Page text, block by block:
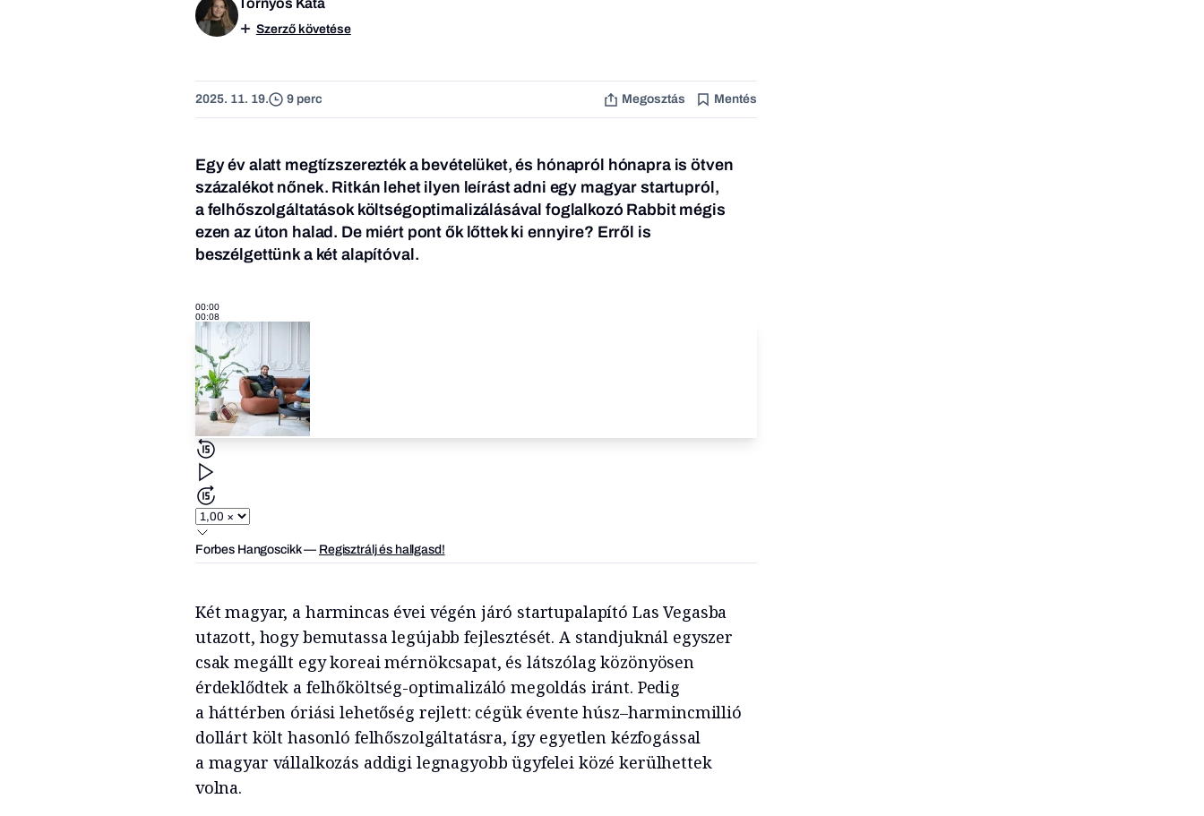
Szerző követése
2025. 11. 19. 9 perc Megosztás Mentés
Egy év alatt megtízszerezték a bevételüket, és hónapról hónapra is ötven
százalékot nőnek. Ritkán lehet ilyen leírást adni egy magyar startupról,
a felhőszolgáltatások költségoptimalizálásával foglalkozó Rabbit mégis
ezen az úton halad. De miért pont ők lőttek ki ennyire? Erről is
beszélgettünk a két alapítóval.
00:00
00:08
Forbes Hangoscikk— Regisztrálj és hallgasd!
Két magyar, a harmincas évei végén járó startupalapító Las Vegasba
utazott, hogy bemutassa legújabb fejlesztését. A standjuknál egyszer
csak megállt egy koreai mérnökcsapat, és látszólag közönyösen
érdeklődtek a felhőköltség-optimalizáló megoldás iránt. Pedig
a háttérben óriási lehetőség rejlett: cégük évente húsz–harmincmillió
dollárt költ hasonló felhőszolgáltatásra, így egyetlen kézfogással
a magyar vállalkozás addigi legnagyobb ügyfelei közé kerülhettek
volna.